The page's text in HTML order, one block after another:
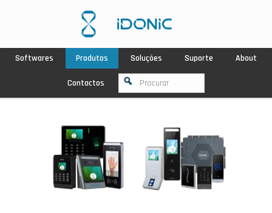
Softwares Produtos Soluções Suporte About
Contactos